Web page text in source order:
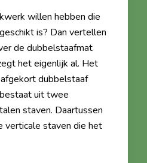
willen hebben die
is? Dan vertellen
de dubbelstaafmat
het eigenlijk al. Het
dubbelstaaf
uit twee
staven. Daartussen
verticale staven die het